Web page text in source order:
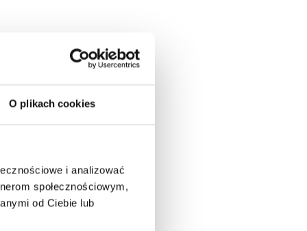
O plikach cookies
i analizować
społecznościowym,
od Ciebie lub